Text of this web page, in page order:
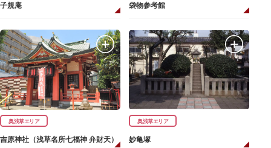
子規庵 袋物参考館
奥浅草エリア
吉原神社（浅草名所七福神 弁財天）
奥浅草エリア
妙亀塚